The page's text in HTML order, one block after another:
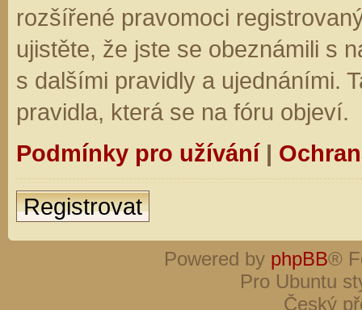
rozšířené pravomoci
ujistěte, že jste se obeznámili s
s dalšími pravidly a ujednáními.
pravidla, která se na fóru objeví.
Podmínky pro užívání|
Registrovat
Powered by phpBB®
Pro Ubuntu
Český